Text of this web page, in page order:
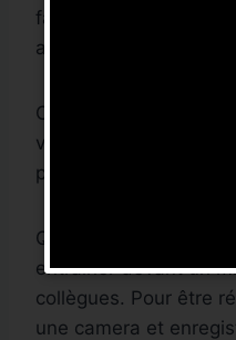
faire face au médias,
aux cameras.
Cela vous permet de
votre regard et votre
parole soit naturelle et
Quel type
entrainer devant un
collègues. Pour être
une camera et